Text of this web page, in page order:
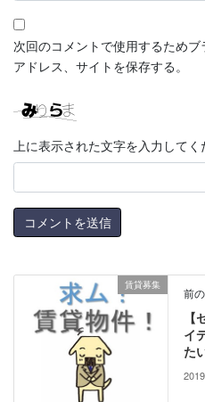
次回のコメントで使用するため
アドレス、サイトを保存する。
上に表示された文字を入力してく
賃貸募集
前
イ
た